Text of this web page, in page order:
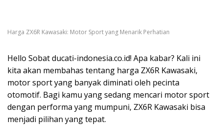
Harga ZX6R Kawasaki: Motor Sport yang Menarik Perhatian
Hello Sobat ducati-indonesia.co.id! Apa kabar? Kali ini
kita akan membahas tentang harga ZX6R Kawasaki,
motor sport yang banyak diminati oleh pecinta
otomotif. Bagi kamu yang sedang mencari motor sport
dengan performa yang mumpuni, ZX6R Kawasaki bisa
menjadi pilihan yang tepat.